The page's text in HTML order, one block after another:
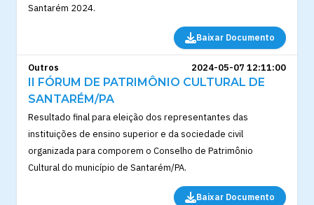
Santarém 2024.
Baixar Documento
Outros 2024-05-07 12:11:00
II FÓRUM DE PATRIMÔNIO CULTURAL DE
SANTARÉM/PA
Resultado final para eleição dos representantes das
instituições de ensino superior e da sociedade civil
organizada para comporem o Conselho de Patrimônio
Cultural do município de Santarém/PA.
Baixar Documento